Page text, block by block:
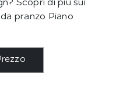
Scopri di più sui
pranzo Piano